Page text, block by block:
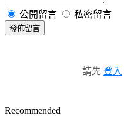
公開留言 私密留言
發佈留言
請先 登入
Recommended